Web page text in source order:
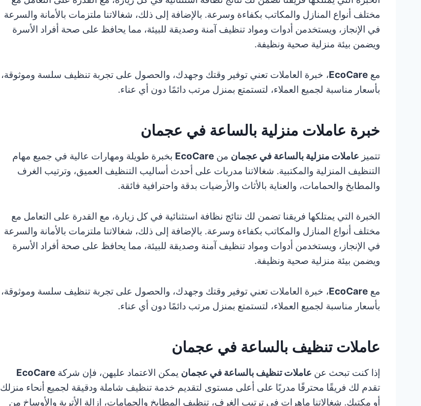
مختلف أنواع المنازل والمكاتب بكفاءة وسرعة. بالإضافة إلى ذلك، شغالاتنا ملتزمات بالأمانة والسرعة
في الإنجاز، ويستخدمن أدوات ومواد تنظيف آمنة وصديقة للبيئة، مما يحافظ على صحة أفراد الأسرة
ويضمن بيئة منزلية صحية ونظيفة.
معEcoCare، خبرة العاملات تعني توفير وقتك وجهدك، والحصول على تجربة تنظيف سلسة وموثوقة،
بأسعار مناسبة لجميع العملاء، لتستمتع بمنزل مرتب دائمًا دون أي عناء.
خبرة عاملات منزلية بالساعة في عجمان
تتميزعاملات منزلية بالساعة في عجمان منEcoCare بخبرة طويلة ومهارات عالية في جميع مهام
التنظيف المنزلية والمكتبية. شغالاتنا مدربات على أحدث أساليب التنظيف العميق، وترتيب الغرف
والمطابخ والحمامات، والعناية بالأثاث والأرضيات بدقة واحترافية فائقة.
الخبرة التي يمتلكها فريقنا تضمن لك نتائج نظافة استثنائية في كل زيارة، مع القدرة على التعامل مع
مختلف أنواع المنازل والمكاتب بكفاءة وسرعة. بالإضافة إلى ذلك، شغالاتنا ملتزمات بالأمانة والسرعة
في الإنجاز، ويستخدمن أدوات ومواد تنظيف آمنة وصديقة للبيئة، مما يحافظ على صحة أفراد الأسرة
ويضمن بيئة منزلية صحية ونظيفة.
معEcoCare، خبرة العاملات تعني توفير وقتك وجهدك، والحصول على تجربة تنظيف سلسة وموثوقة،
بأسعار مناسبة لجميع العملاء، لتستمتع بمنزل مرتب دائمًا دون أي عناء.
عاملات تنظيف بالساعة في عجمان
إذا كنت تبحث عنعاملات تنظيف بالساعة في عجمان يمكن الاعتماد عليهن، فإن شركةEcoCare
تقدم لك فريقًا محترفًا مدربًا على أعلى مستوى لتقديم خدمة تنظيف شاملة ودقيقة لجميع أنحاء منزلك
أو مكتبك. شغالاتنا ماهرات في ترتيب الغرف، تنظيف المطابخ والحمامات، إزالة الأتربة والأوساخ من